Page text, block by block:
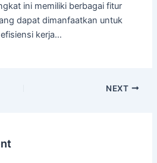
ini memiliki berbagai fitur
dapat dimanfaatkan untuk
kerja…
NEXT